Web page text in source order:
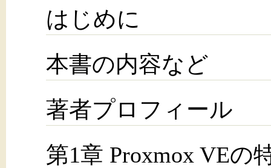
はじめに
本書の内容など
著者プロフィール
第1章 Proxmox VEの